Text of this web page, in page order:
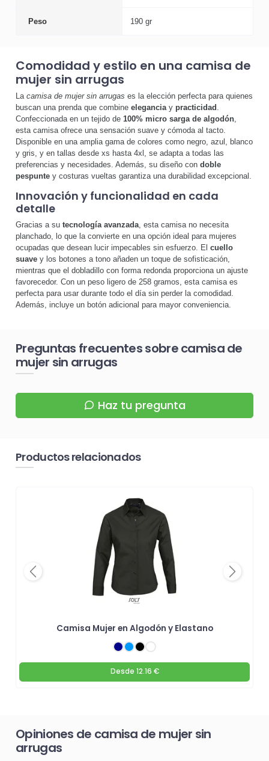
Peso 190 gr
Comodidad y estilo en una camisa de
mujer sin arrugas
La camisa de mujer sin arrugas es la elección perfecta para quienes
buscan una prenda que combine eleganciay practicidad .
Confeccionada en un tejido de 100% micro sarga de algodón,
esta camisa ofrece una sensación suave y cómoda al tacto.
Disponible en una amplia gama de colores como negro, azul, blanco
y gris, y en tallas desde xs hasta 4xl, se adapta a todas las
preferencias y necesidades. Además, su diseño con doble
pespunte y costuras vueltas garantiza una durabilidad excepcional.
Innovación y funcionalidad en cada
detalle
Gracias a su tecnología avanzada , esta camisa no necesita
planchado, lo que la convierte en una opción ideal para mujeres
ocupadas que desean lucir impecables sin esfuerzo. El cuello
suave y los botones a tono añaden un toque de sofisticación,
mientras que el dobladillo con forma redonda proporciona un ajuste
favorecedor. Con un peso ligero de 258 gramos, esta camisa es
perfecta para usar durante todo el día sin perder la comodidad.
Además, incluye un botón adicional para mayor conveniencia.
Preguntas frecuentes sobre camisa de
mujer sin arrugas
Haz tu pregunta
Productos relacionados
Camisa Mujer en Algodón y Elastano
Desde 12.16 €
Previous Next
Opiniones de camisa de mujer sin
arrugas